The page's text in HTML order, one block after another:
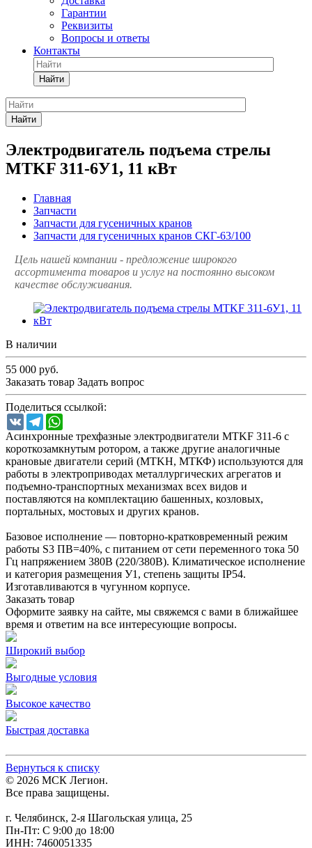
Гарантии
Реквизиты
Вопросы и ответы
Контакты
Найти
Найти
Электродвигатель подъема стрелы
MTKF 311-6У1, 11 кВт
Главная
Запчасти
Запчасти для гусеничных кранов
Запчасти для гусеничных кранов СКГ-63/100
Цель нашей компании - предложение широкого
ассортимента товаров и услуг на постоянно высоком
качестве обслуживания.
В наличии
55 000 руб.
Заказать товар Задать вопрос
Поделиться ссылкой:
VK Telegram
Асинхронные трехфазные электродвигатели MTKF 311-6 с
короткозамкнутым ротором, а также другие аналогичные
крановые двигатели серий (MTKH, МТКФ) используются для
работы в электроприводах металлургических агрегатов и
подъемно-транспортных механизмах всех видов и
поставляются на комплектацию башенных, козловых,
портальных, мостовых и других кранов.
Базовое исполнение — повторно‑кратковременный режим
работы S3 ПВ=40%, с питанием от сети переменного тока 50
Гц напряжением 380В (220/380В). Климатическое исполнение
и категория размещения У1, степень защиты IP54.
Изготавливаются в чугунном корпусе.
Заказать товар
Оформите заявку на сайте, мы свяжемся с вами в ближайшее
время и ответим на все интересующие вопросы.
Широкий выбор
Выгодные условия
Высокое качество
Быстрая доставка
Вернуться к списку
© 2026 МСК Легион.
Все права защищены.
г. Челябинск, 2-я Шагольская улица, 25
Пн-Пт: С 9:00 до 18:00
ИНН: 7460051335